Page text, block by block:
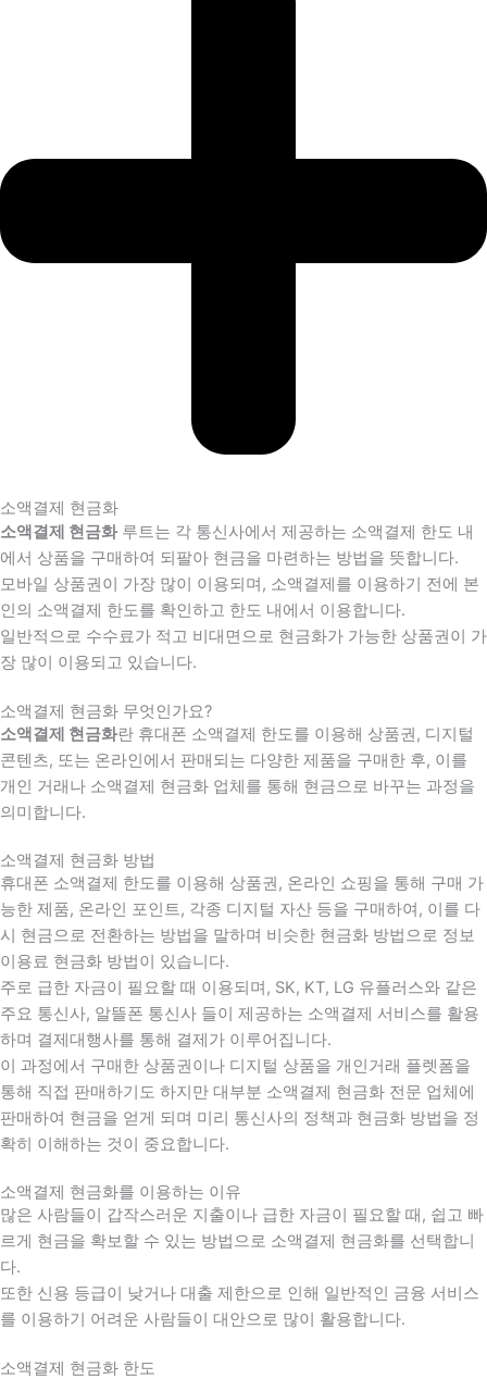
소액결제 현금화
소액결제 현금화루트는 각 통신사에서 제공하는 소액결제 한도 내
에서 상품을 구매하여 되팔아 현금을 마련하는 방법을 뜻합니다.
모바일 상품권이 가장 많이 이용되며, 소액결제를 이용하기 전에 본
인의 소액결제 한도를 확인하고 한도 내에서 이용합니다.
일반적으로 수수료가 적고 비대면으로 현금화가 가능한 상품권이 가
장 많이 이용되고 있습니다.
소액결제 현금화 무엇인가요?
소액결제 현금화란 휴대폰 소액결제 한도를 이용해 상품권, 디지털
콘텐츠, 또는 온라인에서 판매되는 다양한 제품을 구매한 후, 이를
개인 거래나 소액결제 현금화 업체를 통해 현금으로 바꾸는 과정을
의미합니다.
소액결제 현금화 방법
휴대폰 소액결제 한도를 이용해 상품권, 온라인 쇼핑을 통해 구매 가
능한 제품, 온라인 포인트, 각종 디지털 자산 등을 구매하여, 이를 다
시 현금으로 전환하는 방법을 말하며 비슷한 현금화 방법으로 정보
이용료 현금화 방법이 있습니다.
주로 급한 자금이 필요할 때 이용되며, SK, KT, LG 유플러스와 같은
주요 통신사, 알뜰폰 통신사 들이 제공하는 소액결제 서비스를 활용
하며 결제대행사를 통해 결제가 이루어집니다.
이 과정에서 구매한 상품권이나 디지털 상품을 개인거래 플렛폼을
통해 직접 판매하기도 하지만 대부분 소액결제 현금화 전문 업체에
판매하여 현금을 얻게 되며 미리 통신사의 정책과 현금화 방법을 정
확히 이해하는 것이 중요합니다.
소액결제 현금화를 이용하는 이유
많은 사람들이 갑작스러운 지출이나 급한 자금이 필요할 때 , 쉽고 빠
르게 현금을 확보할 수 있는 방법으로 소액결제 현금화를 선택합니
다.
또한 신용 등급이 낮거나 대출 제한으로 인해 일반적인 금융 서비스
를 이용하기 어려운 사람들이 대안으로 많이 활용합니다.
소액결제 현금화 한도